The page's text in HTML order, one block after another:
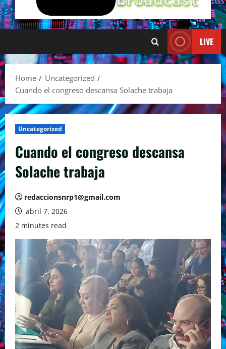
LIVE
Home
Uncategorized
Cuando el congreso descansa Solache trabaja
Uncategorized
Cuando el congreso descansa
Solache trabaja
redaccionsnrp1@gmail.com
abril 7, 2026
2 minutes read